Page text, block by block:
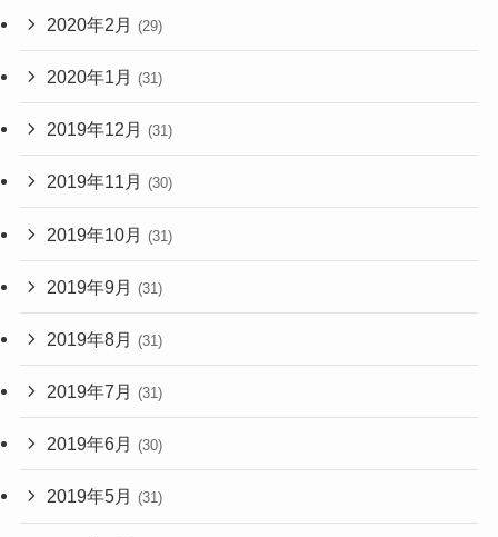
2020年2月 (29)
2020年1月 (31)
2019年12月 (31)
2019年11月 (30)
2019年10月 (31)
2019年9月 (31)
2019年8月 (31)
2019年7月 (31)
2019年6月 (30)
2019年5月 (31)